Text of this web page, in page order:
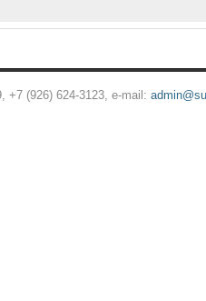
+7 (926) 624-3123, e-mail: